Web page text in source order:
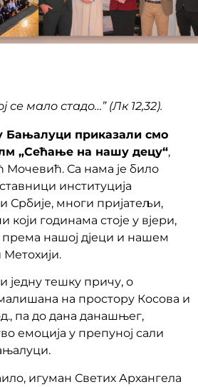
се мало стадо…” (Лк 12,32).
Бањалуци приказали смо
„Сећање на нашу децу“,
Са нама је било
институција
Србије, многи пријатељи,
који годинама стоје у вјери,
нашој дјеци и нашем
једну тешку причу, о
на простору Косова и
па до дана данашњег,
емоција у препуној сали
игуман Светих Архангела